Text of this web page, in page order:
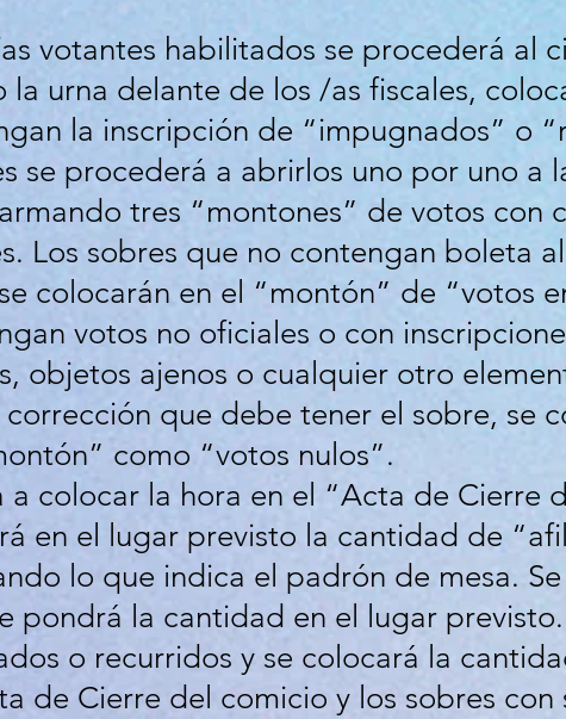
votantes habilitados se procederá al
urna delante de los /as fiscales,
la inscripción de “impugnados” o
se procederá a abrirlos uno por uno a
tres “montones” de votos con
Los sobres que no contengan boleta
colocarán en el “montón” de “votos
votos no oficiales o con
objetos ajenos o cualquier otro
que debe tener el sobre, se
como “votos nulos”.
a colocar la hora en el “Acta de Cierre
en el lugar previsto la cantidad de
lo que indica el padrón de mesa.
pondrá la cantidad en el lugar
o recurridos y se colocará la
de Cierre del comicio y los sobres con